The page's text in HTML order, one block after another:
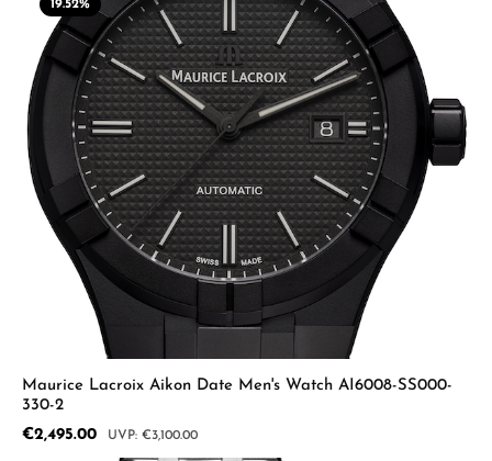
19.52%
Maurice Lacroix Aikon Date Men's Watch AI6008-SS000-
330-2
Sale price:
€2,495.00 Regular price:
€3,100.00